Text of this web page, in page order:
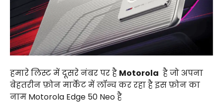
हमारे लिस्ट में दूसरे नंबर पर है Motorola है जो अपना
बेहतरीन फ़ोन मार्केट में लॉन्च कर रहा है इस फ़ोन का
नाम Motorola Edge 50 Neo है